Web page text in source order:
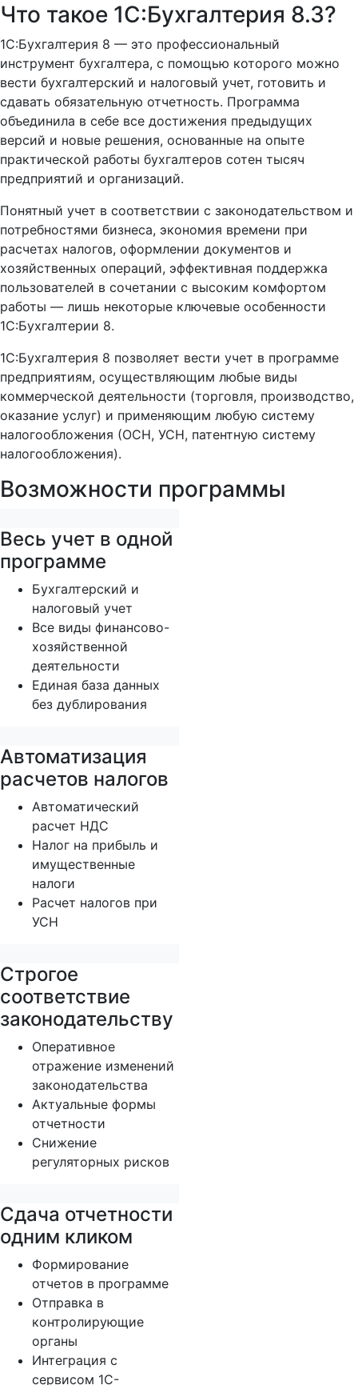
Что такое 1C:Бухгалтерия 8.3?
1C:Бухгалтерия 8 — это профессиональный
инструмент бухгалтера, с помощью которого можно
вести бухгалтерский и налоговый учет, готовить и
сдавать обязательную отчетность. Программа
объединила в себе все достижения предыдущих
версий и новые решения, основанные на опыте
практической работы бухгалтеров сотен тысяч
предприятий и организаций.
Понятный учет в соответствии с законодательством и
потребностями бизнеса, экономия времени при
расчетах налогов, оформлении документов и
хозяйственных операций, эффективная поддержка
пользователей в сочетании с высоким комфортом
работы — лишь некоторые ключевые особенности
1C:Бухгалтерии 8.
1С:Бухгалтерия 8 позволяет вести учет в программе
предприятиям, осуществляющим любые виды
коммерческой деятельности (торговля, производство,
оказание услуг) и применяющим любую систему
налогообложения (ОСН, УСН, патентную систему
налогообложения).
Возможности программы
Весь учет в одной
программе
Бухгалтерский и
налоговый учет
Все виды финансово-
хозяйственной
деятельности
Единая база данных
без дублирования
Автоматизация
расчетов налогов
Автоматический
расчет НДС
Налог на прибыль и
имущественные
налоги
Расчет налогов при
УСН
Строгое
соответствие
законодательству
Оперативное
отражение изменений
законодательства
Актуальные формы
отчетности
Снижение
регуляторных рисков
Сдача отчетности
одним кликом
Формирование
отчетов в программе
Отправка в
контролирующие
органы
Интеграция с
сервисом 1С-